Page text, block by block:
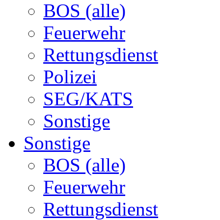
BOS (alle)
Feuerwehr
Rettungsdienst
Polizei
SEG/KATS
Sonstige
Sonstige
BOS (alle)
Feuerwehr
Rettungsdienst